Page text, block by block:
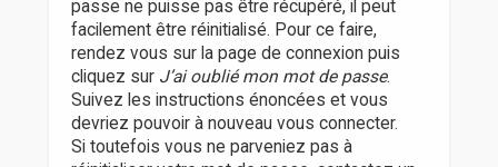
passe ne puisse pas être récupéré, il peut
facilement être réinitialisé. Pour ce faire,
rendez vous sur la page de connexion puis
cliquez sur J’ai oublié mon mot de passe.
Suivez les instructions énoncées et vous
devriez pouvoir à nouveau vous connecter.
Si toutefois vous ne parveniez pas à